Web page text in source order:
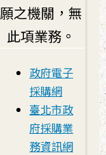
願之機關，無
此項業務。
政府電子
採購網
臺北市政
府採購業
務資訊網